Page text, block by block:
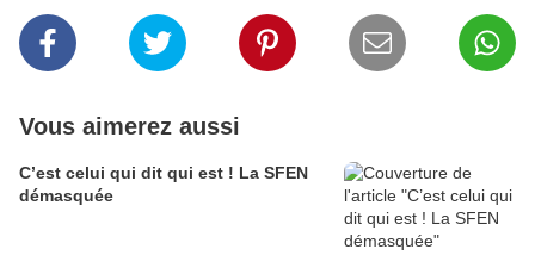
Vous aimerez aussi
C’est celui qui dit qui est ! La SFEN
démasquée